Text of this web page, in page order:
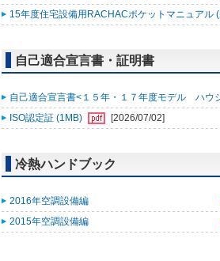
15年度住宅設備用RACHACポケットマニュアル
自己適合宣言書・証明書
自己適合宣言書<１５年・１７年度モデル ハウ
ISO認定証 (1MB)
[2026/07/02]
冷熱ハンドブック
2016年空調設備編
2015年空調設備編